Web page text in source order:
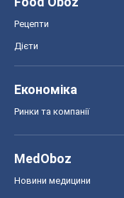
Рецепти
Дієти
Економіка
Ринки та компанії
MedOboz
Новини медицини